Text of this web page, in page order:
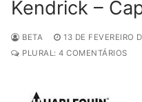
Kendrick –
BETA 13 DE FEVEREIRO
PLURAL: 4 COMENTÁRIOS